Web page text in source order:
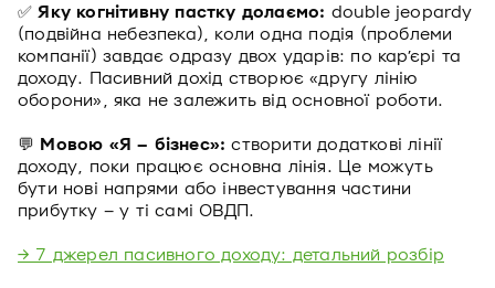
✅Яку когнітивну пастку долаємо: double jeopardy
(подвійна небезпека), коли одна подія (проблеми
компанії) завдає одразу двох ударів: по кар’єрі та
доходу. Пасивний дохід створює «другу лінію
оборони», яка не залежить від основної роботи.
💬 Мовою «Я – бізнес»: створити додаткові лінії
доходу, поки працює основна лінія. Це можуть
бути нові напрями або інвестування частини
прибутку – у ті самі ОВДП.
→ 7 джерел пасивного доходу: детальний розбір